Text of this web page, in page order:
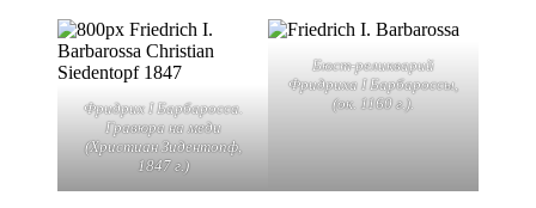
Фридрих I Барбаросса.
Гравюра на меди
(Христиан Зидентопф,
1847 г.)
Бюст-реликварий
Фридриха I Барбароссы,
(ок. 1160 г.).